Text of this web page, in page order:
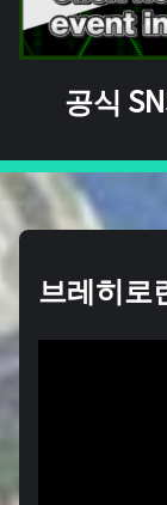
공식
브레히로